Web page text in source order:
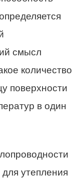
смысл
количество
поверхности
в один
утепления